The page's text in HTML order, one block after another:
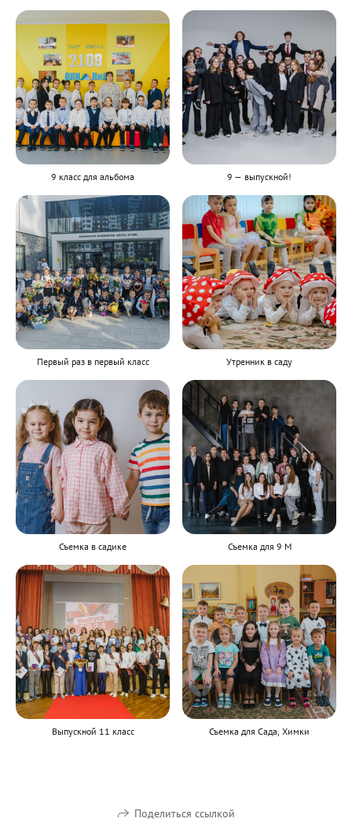
9 класс для альбома 9 — выпускной!
Первый раз в первый класс Утренник в саду
Съемка в садике Съемка для 9 М
Выпускной 11 класс Съемка для Сада, Химки
Поделиться ссылкой